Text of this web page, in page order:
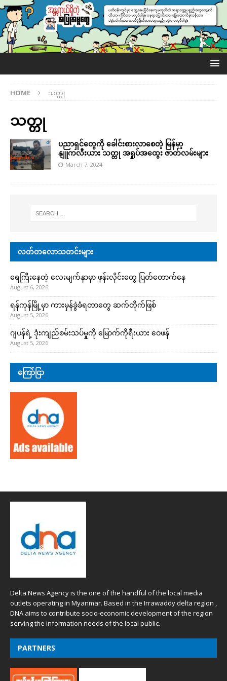
HOME သတ္တု
သတ္တု
ပညာရှင်တွေကို ခေါင်းစားလာစေတဲ့ မြန်မာ့
နျူကလီးယား သတ္တု အရှုပ်အထွေး ဇာတ်လမ်းများ
March 7, 2024
လတ်တလောသတင်းများ
ရေကြီးနေတဲ့ လေးမျက်နှာမှာ ဖုန်းလိုင်းတွေ ပြတ်တောက်နေ
August 6, 2026
ရန်ကုန်မြို့မှာ ကားမှန်ခွဲခံရတာတွေ ဆက်တိုက်ဖြစ်
August 5, 2026
ဂျပန်ရဲ့ ဒုံးကျည်စမ်းသပ်မှုကို မြောက်ကိုရီးယား ဝေဖန်
August 5, 2026
ကြော်ငြာ
Delta News Agency is the one of the handful of the local media
outlets operating in Myanmar. Based in the Irrawaddy delta region ,
DNA aims to contribute socio-economic development of the region
serving the information needs of the local public.
PARTNERS